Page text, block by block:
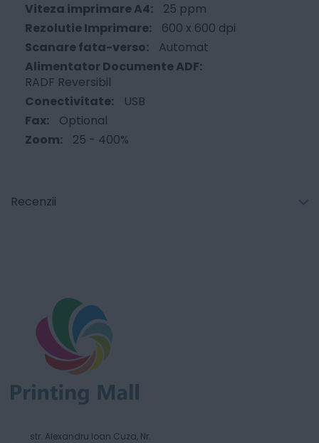
25 ppm
600 x 600 dpi
Automat
RADF Reversibil
USB
Optional
25 - 400%
Recenzii
str. Alexandru Ioan Cuza, Nr.